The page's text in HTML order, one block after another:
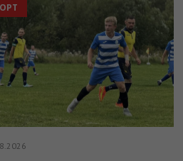
НОВИНИ ГРОМАД